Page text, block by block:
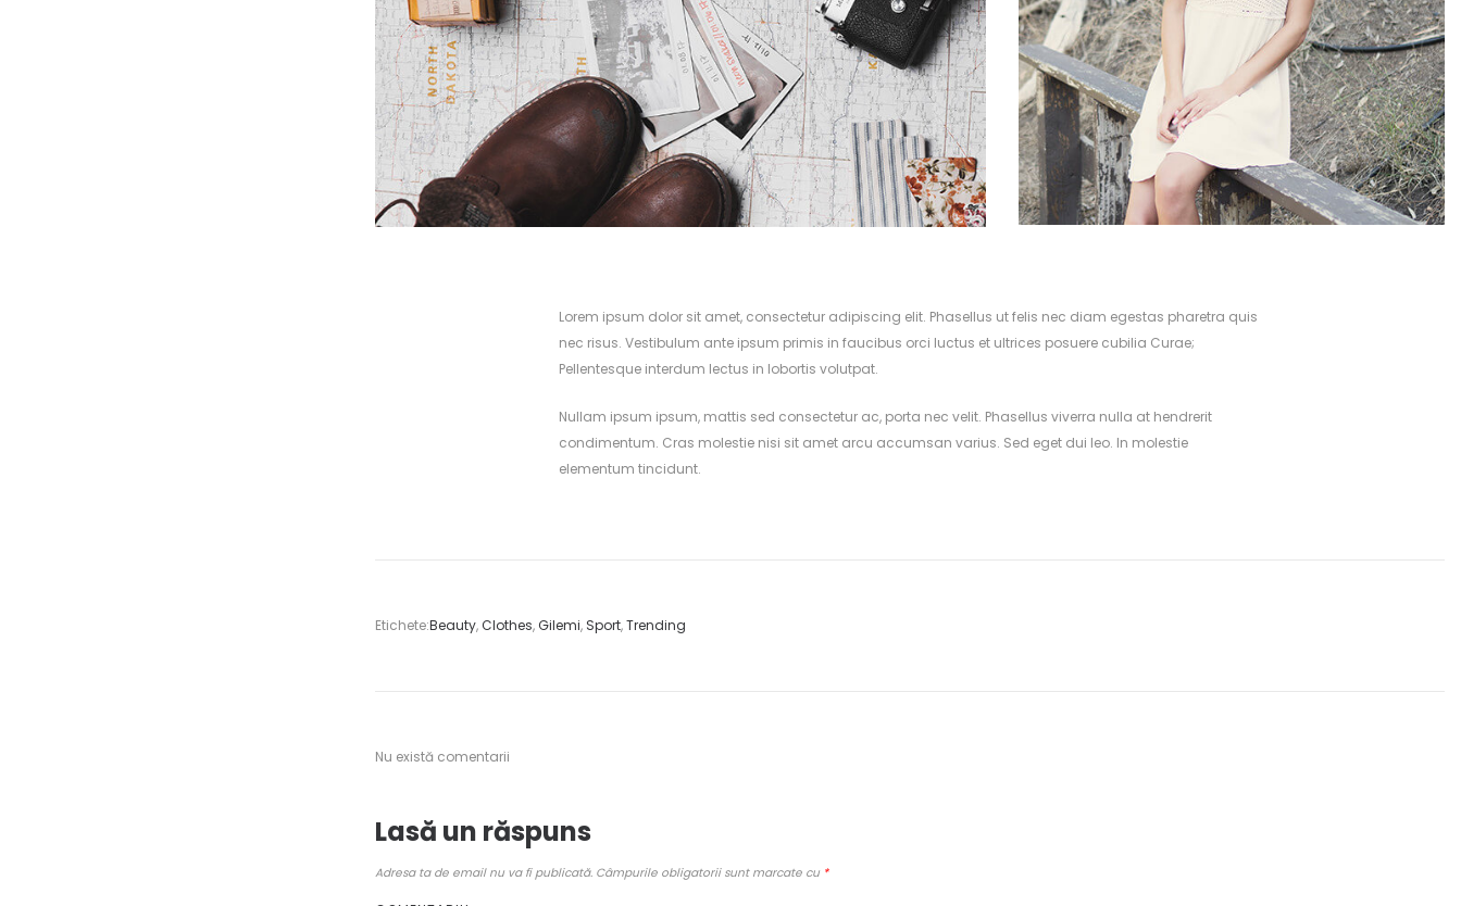
Lorem ipsum dolor sit amet, consectetur adipiscing elit. Phasellus ut felis nec diam egestas pharetra quis
nec risus. Vestibulum ante ipsum primis in faucibus orci luctus et ultrices posuere cubilia Curae;
Pellentesque interdum lectus in lobortis volutpat.
Nullam ipsum ipsum, mattis sed consectetur ac, porta nec velit. Phasellus viverra nulla at hendrerit
condimentum. Cras molestie nisi sit amet arcu accumsan varius. Sed eget dui leo. In molestie
elementum tincidunt.
Etichete:Beauty, Clothes, Gilemi, Sport,Trending
Nu există comentarii
Lasă un răspuns
Adresa ta de email nu va fi publicată. Câmpurile obligatorii sunt marcate cu *